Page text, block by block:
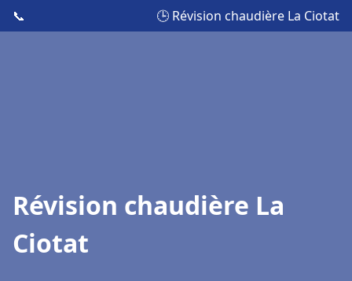
📞 🕒 Révision chaudière La Ciotat
Révision chaudière La
Ciotat